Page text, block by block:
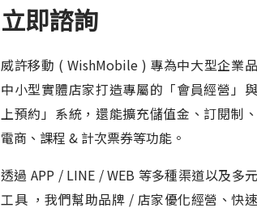
立即諮詢
威許移動 ( WishMobile ) 專為中大型企業品
中小型實體店家打造專屬的「會員經營」
上預約」系統，還能擴充儲值金、訂閱制
電商、課程 & 計次票券等功能。
透過 APP / LINE / WEB 等多種渠道以及多
工具 ，我們幫助品牌 / 店家優化經營、快